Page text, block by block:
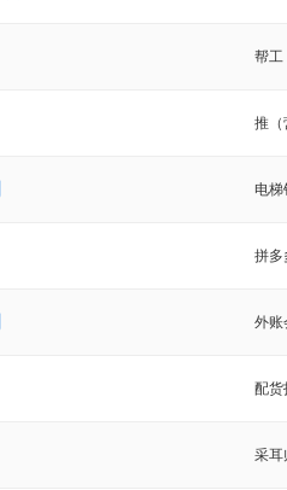
帮工
推（
电梯
拼多
外账
配货
采耳